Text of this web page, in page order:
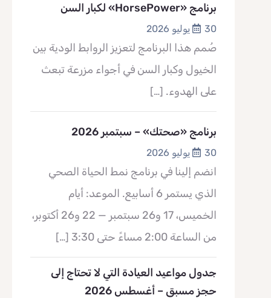
برنامج «HorsePower» لكبار السن
30 يوليو 2026
صُمم هذا البرنامج لتعزيز الروابط الودية بين
الخيول وكبار السن في أجواء مزرعة تبعث
على الهدوء. […]
برنامج «صحتك» – سبتمبر 2026
30 يوليو 2026
انضم إلينا في برنامج نمط الحياة الصحي
الذي يستمر 6 أسابيع. الموعد: أيام
الخميس، 17 و26 سبتمبر — 22 و26 أكتوبر،
من الساعة 2:00 مساءً حتى 3:30
[…]
جدول مواعيد العيادة التي لا تحتاج إلى
حجز مسبق – أغسطس 2026